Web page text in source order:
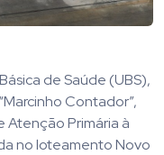
de Saúde (UBS),
Contador”,
Primária à
no loteamento Novo